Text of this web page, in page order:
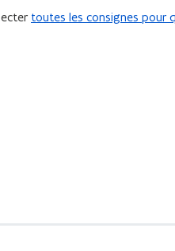
toutes les consignes pour